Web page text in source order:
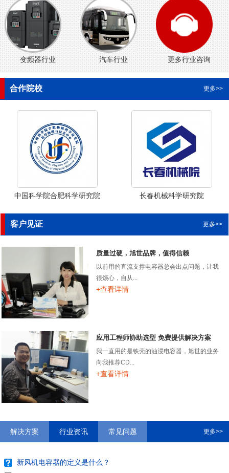
变频器行业 汽车行业 更多行业咨询
合作院校 更多>>
中国科学院合肥科学研究院 长春机械科学研究院
客户见证 更多>>
质量过硬，旭世品牌，值得信赖
以前用的直流支撑电容器总会出点问题，让我
很烦心，自从...
+查看详情
应用工程师协助选型 免费提供解决方案
我一直用的是铁壳的油浸电容器，旭世的业务
向我推荐CD...
+查看详情
解决方案 行业资讯 常见问题 更多>>
新风机电容器的定义是什么？